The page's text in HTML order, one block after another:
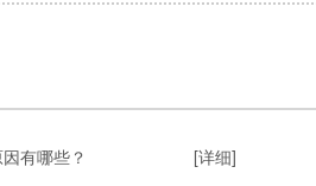
有哪些？
[详细]